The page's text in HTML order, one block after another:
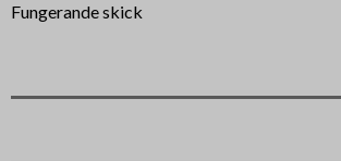
Fungerande skick